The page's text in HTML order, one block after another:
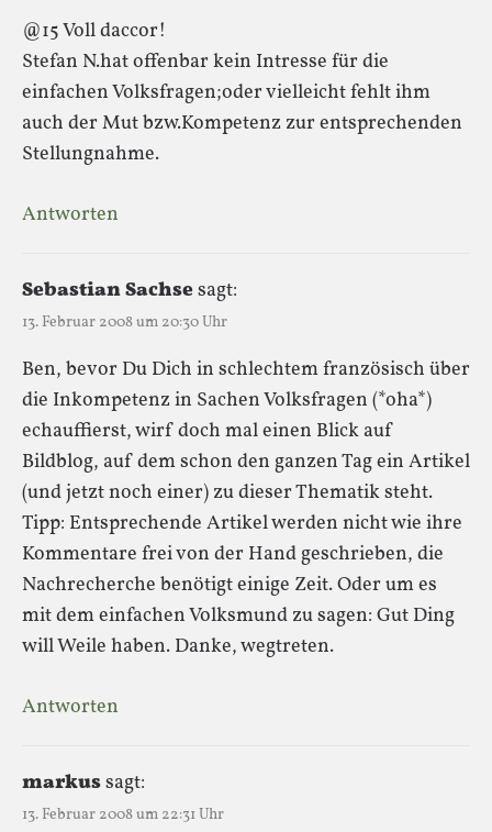
@15 Voll daccor!
Stefan N.hat offenbar kein Intresse für die
einfachen Volksfragen;oder vielleicht fehlt ihm
auch der Mut bzw.Kompetenz zur entsprechenden
Stellungnahme.
Antworten
Sebastian Sachsesagt:
13. Februar 2008 um 20:30 Uhr
Ben, bevor Du Dich in schlechtem französisch über
die Inkompetenz in Sachen Volksfragen (*oha*)
echauffierst, wirf doch mal einen Blick auf
Bildblog, auf dem schon den ganzen Tag ein Artikel
(und jetzt noch einer) zu dieser Thematik steht.
Tipp: Entsprechende Artikel werden nicht wie ihre
Kommentare frei von der Hand geschrieben, die
Nachrecherche benötigt einige Zeit. Oder um es
mit dem einfachen Volksmund zu sagen: Gut Ding
will Weile haben. Danke, wegtreten.
Antworten
markussagt:
13. Februar 2008 um 22:31 Uhr